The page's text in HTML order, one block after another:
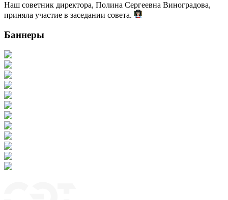
Наш советник директора, Полина Сергеевна Виноградова,
приняла участие в заседании совета.
Баннеры